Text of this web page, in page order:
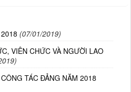
(07/01/2019)
VIÊN CHỨC VÀ NGƯỜI LAO
TÁC ĐẢNG NĂM 2018